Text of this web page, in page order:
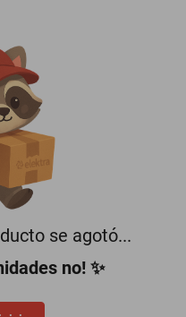
se agotó...
no! ✨